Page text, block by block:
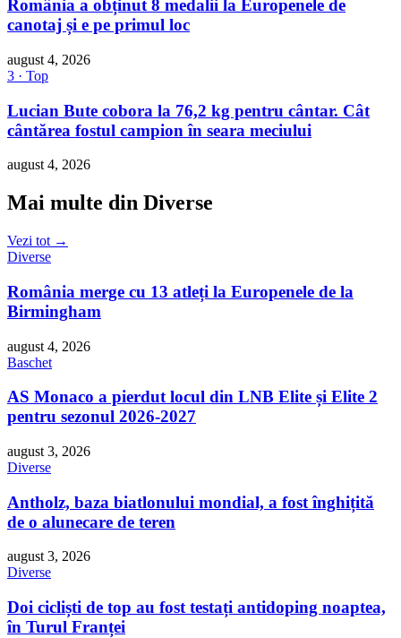
România a obținut 8 medalii la Europenele de
canotaj și e pe primul loc
august 4, 2026
3 · Top
Lucian Bute cobora la 76,2 kg pentru cântar. Cât
cântărea fostul campion în seara meciului
august 4, 2026
Mai multe din Diverse
Vezi tot →
Diverse
România merge cu 13 atleți la Europenele de la
Birmingham
august 4, 2026
Baschet
AS Monaco a pierdut locul din LNB Elite și Elite 2
pentru sezonul 2026-2027
august 3, 2026
Diverse
Antholz, baza biatlonului mondial, a fost înghițită
de o alunecare de teren
august 3, 2026
Diverse
Doi cicliști de top au fost testați antidoping noaptea,
în Turul Franței